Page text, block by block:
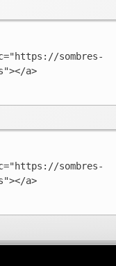
sombres-
a>
sombres-
a>